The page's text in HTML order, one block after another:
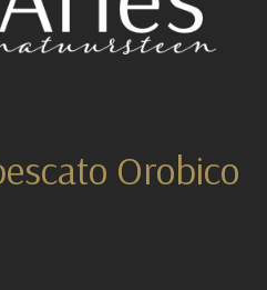
Orobico